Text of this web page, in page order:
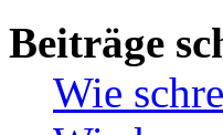
Beiträge
Wie